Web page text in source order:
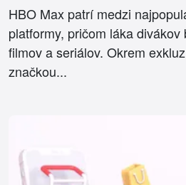
HBO Max patrí medzi
platformy, pričom láka
filmov a seriálov. Okrem
značkou...